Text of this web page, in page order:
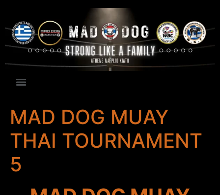
MAD DOG MUAY
THAI TOURNAMENT
5